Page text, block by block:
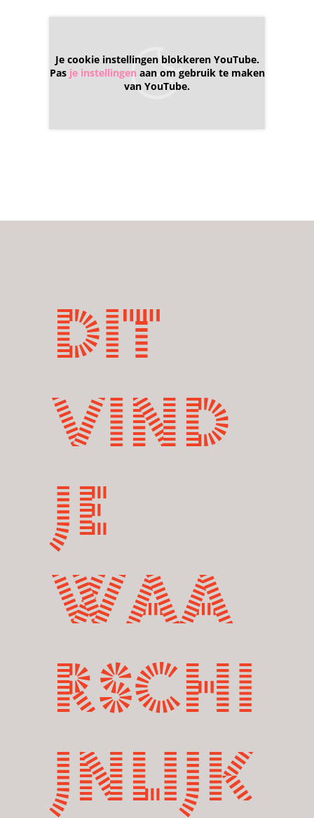
Je cookie instellingen blokkeren YouTube.
Pas je instellingen aan om gebruik te maken
van YouTube.
Dit
vind
je
waa
rschi
jnlijk